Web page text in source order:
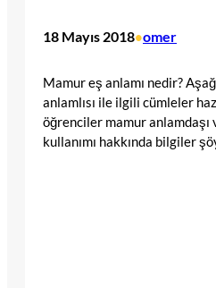
18 Mayıs 2018•omer
Mamur eş anlamı nedir?
anlamlısı ile ilgili cümleler
öğrenciler mamur anlamdaşı
kullanımı hakkında bilgiler